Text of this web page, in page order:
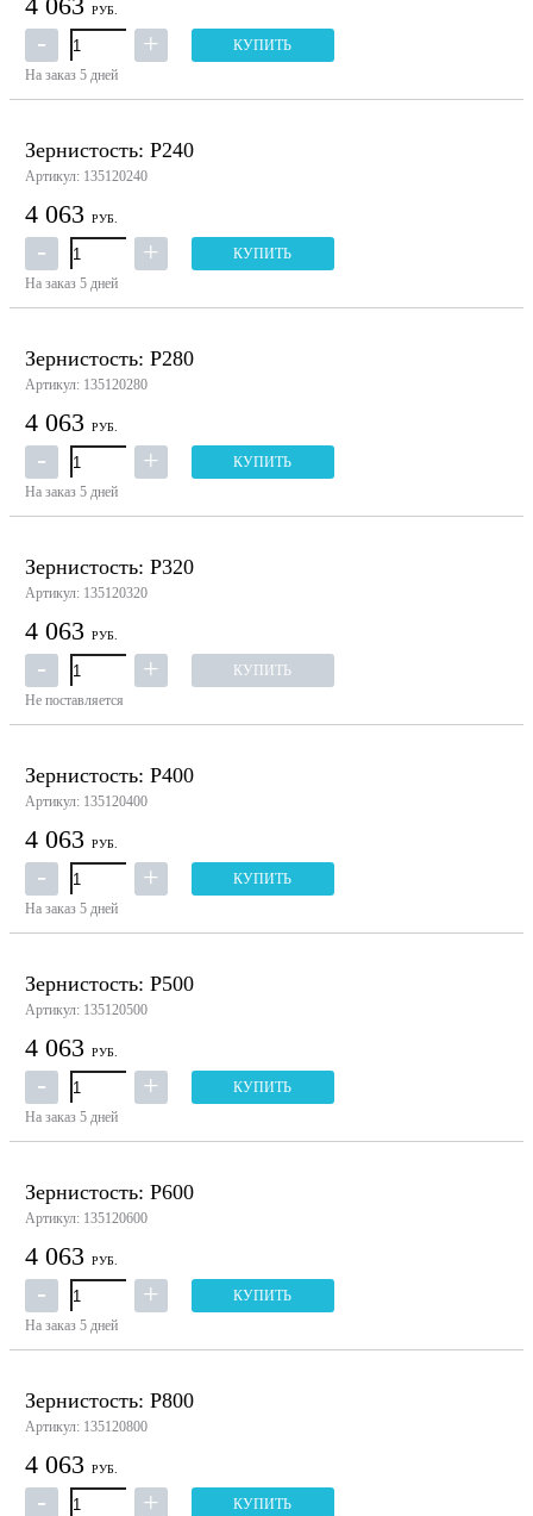
РУБ.
КУПИТЬ
На заказ 5 дней
Зернистость: P240
Артикул: 135120240
4 063 РУБ.
КУПИТЬ
На заказ 5 дней
Зернистость: P280
Артикул: 135120280
4 063 РУБ.
КУПИТЬ
На заказ 5 дней
Зернистость: P320
Артикул: 135120320
4 063 РУБ.
КУПИТЬ
Не поставляется
Зернистость: P400
Артикул: 135120400
4 063 РУБ.
КУПИТЬ
На заказ 5 дней
Зернистость: P500
Артикул: 135120500
4 063 РУБ.
КУПИТЬ
На заказ 5 дней
Зернистость: P600
Артикул: 135120600
4 063 РУБ.
КУПИТЬ
На заказ 5 дней
Зернистость: P800
Артикул: 135120800
4 063 РУБ.
КУПИТЬ